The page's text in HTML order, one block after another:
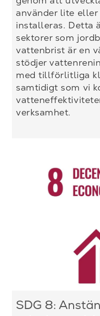
använder lite
installeras. Detta
sektorer som
vattenbrist är en
stödjer
med tillförlitliga
samtidigt som vi
verksamhet.
SDG 8: